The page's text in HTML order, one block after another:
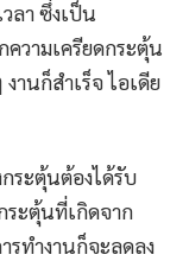
ลา ซึ่งเป็น
วามเครียดกระตุ้น
านก็สำเร็จ ไอเดีย
ระตุ้นต้องได้รับ
ระตุ้นที่เกิดจาก
รทำงานก็จะลดลง